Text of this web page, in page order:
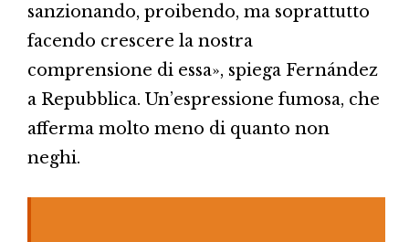
sanzionando, proibendo, ma soprattutto
facendo crescere la nostra
comprensione di essa», spiega Fernández
a Repubblica. Un’espressione fumosa, che
afferma molto meno di quanto non
neghi.